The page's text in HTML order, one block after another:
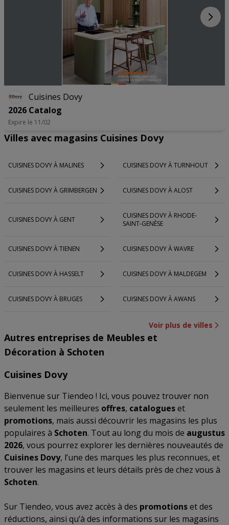
Cuisines Dovy
2026 Catalog
Expire le 11/02
Villes avec magasins Cuisines Dovy
CUISINES DOVY À MALINES CUISINES DOVY À TURNHOUT
CUISINES DOVY À GRIMBERGEN CUISINES DOVY À ALOST
CUISINES DOVY À GENT
CUISINES DOVY À RHODE-
SAINT-GENÈSE
CUISINES DOVY À TIENEN CUISINES DOVY À WAVRE
CUISINES DOVY À HASSELT CUISINES DOVY À MALDEGEM
CUISINES DOVY À BRUGES CUISINES DOVY À AWANS
Voir plus de villes
Autres entreprises de Meubles et
Décoration à Schoten
Cuisines Dovy
Bienvenue sur Tiendeo ! Ici, vous pouvez trouver non
seulement les meilleures offres, catalogueset
promotions, mais aussi découvrir les magasins les plus
populaires à Schoten. Tout au long du mois de augustus
2026, vous pourrez explorer les dernières nouveautés de
Cuisines Dovy, l’une des marques les plus reconnues, et
trouver les magasins et leurs détails près de chez vous à
Schoten.
Sur Tiendeo, vous avez accès à des promotionset des
réductions, ainsi qu’à des informations sur les magasins
advertentie- en contentmetingen, doelgroepenonderzoek en
ontwikkeling van diensten.
Partnerlijst (derden)